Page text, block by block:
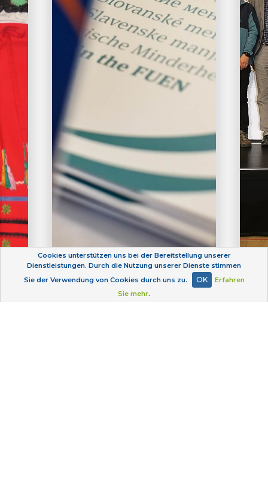
weitere informationen
Cookies unterstützen uns bei der Bereitstellung unserer
Dienstleistungen. Durch die Nutzung unserer Dienste stimmen
Sie der Verwendung von Cookies durch uns zu.
OK
Erfahren
Sie mehr.